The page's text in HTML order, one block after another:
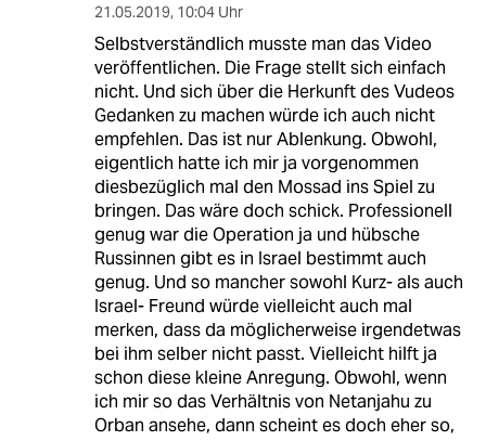
21.05.2019, 10:04 Uhr
Selbstverständlich musste man das Video
veröffentlichen. Die Frage stellt sich einfach
nicht. Und sich über die Herkunft des Vudeos
Gedanken zu machen würde ich auch nicht
empfehlen. Das ist nur Ablenkung. Obwohl,
eigentlich hatte ich mir ja vorgenommen
diesbezüglich mal den Mossad ins Spiel zu
bringen. Das wäre doch schick. Professionell
genug war die Operation ja und hübsche
Russinnen gibt es in Israel bestimmt auch
genug. Und so mancher sowohl Kurz- als auch
Israel- Freund würde vielleicht auch mal
merken, dass da möglicherweise irgendetwas
bei ihm selber nicht passt. Vielleicht hilft ja
schon diese kleine Anregung. Obwohl, wenn
ich mir so das Verhältnis von Netanjahu zu
Orban ansehe, dann scheint es doch eher so,